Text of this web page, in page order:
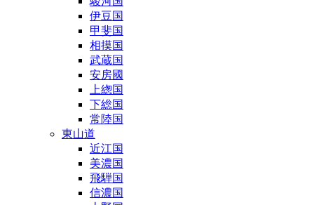
伊豆国
甲斐国
相摸国
武蔵国
安房國
上緫国
下総国
常陸国
東山道
近江国
美濃国
飛騨国
信濃国